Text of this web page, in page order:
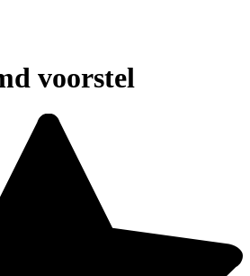
voorstel